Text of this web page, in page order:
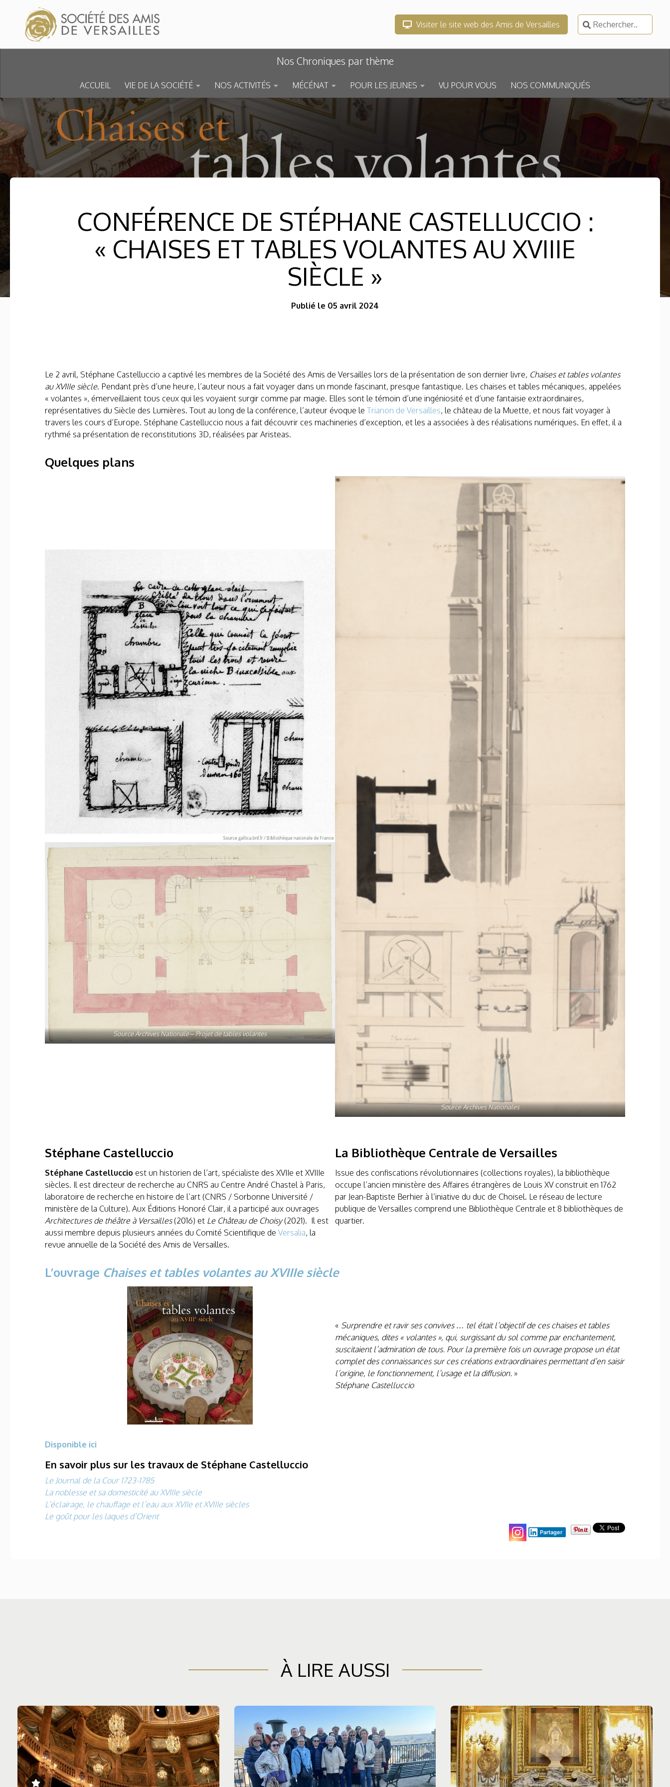
Skip to content
Visiter le site web des Amis de Versailles
Rechercher :
Nos Chroniques par thème
ACCUEIL VIE DE LA SOCIÉTÉ NOS ACTIVITÉS MÉCÉNAT POUR LES JEUNES VU POUR VOUS NOS COMMUNIQUÉS
CONFÉRENCE DE STÉPHANE CASTELLUCCIO :
« CHAISES ET TABLES VOLANTES AU XVIIIE
SIÈCLE »
Publié le 05 avril 2024
Le 2 avril, Stéphane Castelluccio a captivé les membres de la Société des Amis de Versailles lors de la présentation de son dernier livre, Chaises et tables volantes
au XVIIIe siècle. Pendant près d’une heure, l’auteur nous a fait voyager dans un monde fascinant, presque fantastique. Les chaises et tables mécaniques, appelées
« volantes », émerveillaient tous ceux qui les voyaient surgir comme par magie. Elles sont le témoin d’une ingéniosité et d’une fantaisie extraordinaires,
représentatives du Siècle des Lumières. Tout au long de la conférence, l’auteur évoque le Trianon de Versailles, le château de la Muette, et nous fait voyager à
travers les cours d’Europe. Stéphane Castelluccio nous a fait découvrir ces machineries d’exception, et les a associées à des réalisations numériques. En effet, il a
rythmé sa présentation de reconstitutions 3D, réalisées par Aristeas.
Quelques plans
Source Archives Nationale – Projet de tables volantes
Source Archives Nationales
Stéphane Castelluccio
Stéphane Castelluccio est un historien de l’art, spécialiste des XVIIe et XVIIIe
siècles. Il est directeur de recherche au CNRS au Centre André Chastel à Paris,
laboratoire de recherche en histoire de l’art (CNRS / Sorbonne Université /
ministère de la Culture). Aux Éditions Honoré Clair, il a participé aux ouvrages
Architectures de théâtre à Versailles (2016) et Le Château de Choisy(2021). Il est
aussi membre depuis plusieurs années du Comité Scientifique de Versalia, la
revue annuelle de la Société des Amis de Versailles.
La Bibliothèque Centrale de Versailles
Issue des confiscations révolutionnaires (collections royales), la bibliothèque
occupe l’ancien ministère des Affaires étrangères de Louis XV construit en 1762
par Jean-Baptiste Berhier à l’iniative du duc de Choisel. Le réseau de lecture
publique de Versailles comprend une Bibliothèque Centrale et 8 bibliothèques de
quartier.
L’ouvrage Chaises et tables volantes au XVIIIe siècle
« Surprendre et ravir ses convives … tel était l’objectif de ces chaises et tables
mécaniques, dites « volantes », qui, surgissant du sol comme par enchantement,
suscitaient l’admiration de tous. Pour la première fois un ouvrage propose un état
complet des connaissances sur ces créations extraordinaires permettant d’en saisir
l’origine, le fonctionnement, l’usage et la diffusion. »
Stéphane Castelluccio
Disponible ici
En savoir plus sur les travaux de Stéphane Castelluccio
Le Journal de la Cour 1723-1785
La noblesse et sa domesticité au XVIIIe siècle
L’éclairage, le chauffage et l’eau aux XVIIe et XVIIIe siècles
Le goût pour les laques d’Orient
Partager
À LIRE AUSSI